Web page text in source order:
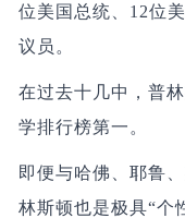
位美国总统、12位
议员。
在过去十几中，普
学排行榜第一。
即便与哈佛、耶鲁
林斯顿也是极具“个